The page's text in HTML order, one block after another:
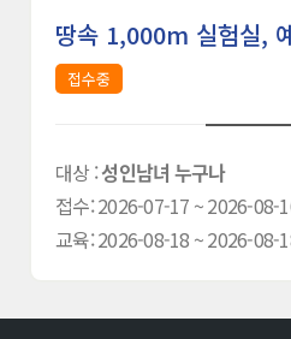
땅속 1,000m 실험실,
접수중
대상 :성인남녀 누구나
접수: 2026-07-17 ~ 2026-08-
교육: 2026-08-18 ~ 2026-08-